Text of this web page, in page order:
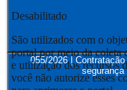
055/2026 |
segurança
Desabilitado
São utilizados com o
portal por meio da coleta
e utilização dos recursos
você não autorize esses